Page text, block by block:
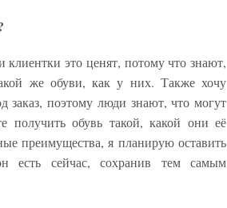
это ценят, потому что знают,
же обуви, как у них. Также хочу
заказ, поэтому люди знают, что могут
получить обувь такой, какой они её
преимущества, я планирую оставить
есть сейчас, сохранив тем самым